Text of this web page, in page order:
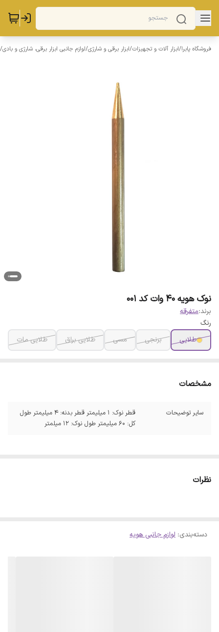
فروشگاه پابرا/ابزار آلات و تجهیزات/ابزار برقی و شارژی/لوازم جانبی ابزار برقی، شارژی و بادی/
نوک هویه 40 وات کد 001
برند:متفرقه
رنگ
طلایی
برنجی مسی طلایی براق طلایی مات
مشخصات
سایر توضیحات
قطر نوک: 1 میلیمتر قطر بدنه: 4 میلیمتر طول
کل: 60 میلیمتر طول نوک: 12 میلمتر
نظرات
دسته‌بندی: لوازم جانبی هویه